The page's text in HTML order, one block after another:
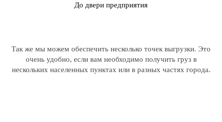
До двери предприятия
Так же мы можем обеспечить несколько точек выгрузки. Это
очень удобно, если вам необходимо получить груз в
нескольких населенных пунктах или в разных частях города.